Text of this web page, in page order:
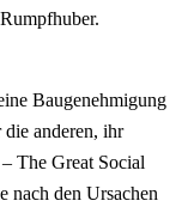
Baugenehmigung
anderen, ihr
The Great Social
nach den Ursachen